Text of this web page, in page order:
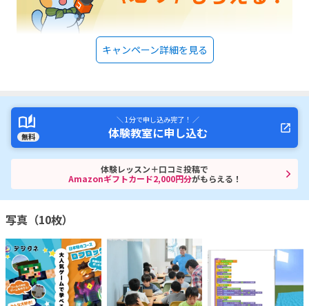
キャンペーン詳細を見る
無料
＼ 1分で申し込み完了！ ／
体験教室に申し込む
体験レッスン＋口コミ投稿で
Amazonギフトカード2,000円分がもらえる！
写真（10枚）